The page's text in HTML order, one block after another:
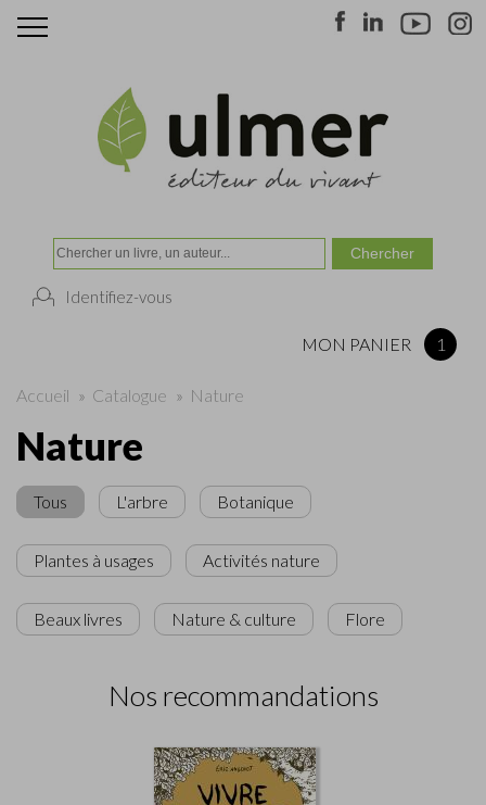
Identifiez-vous
MON PANIER 1
Accueil » Catalogue » Nature
Nature
Tous L'arbre Botanique
Plantes à usages Activités nature
Beaux livres Nature & culture Flore
Nos recommandations